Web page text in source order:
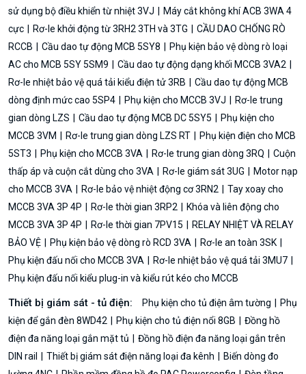
sử dụng bộ điều khiển từ nhiệt 3VJ
Máy cắt không khí ACB 3WA 4
cực
Rơ-le khởi động từ 3RH2 3TH và 3TG
CẦU DAO CHỐNG RÒ
RCCB
Cầu dao tự động MCB 5SY8
Phụ kiện bảo vệ dòng rò loại
AC cho MCB 5SY 5SM9
Cầu dao tự động dạng khối MCCB 3VA2
Rơ-le nhiệt bảo vệ quá tải kiểu điện tử 3RB
Cầu dao tự động MCB
dòng định mức cao 5SP4
Phụ kiện cho MCCB 3VJ
Rơ-le trung
gian dòng LZS
Cầu dao tự động MCB DC 5SY5
Phụ kiện cho
MCCB 3VM
Rơ-le trung gian dòng LZS RT
Phụ kiện điện cho MCB
5ST3
Phụ kiện cho MCCB 3VA Rơ-le trung gian dòng 3RQ
Cuộn
thấp áp và cuộn cắt dùng cho 3VA
Rơ-le giám sát 3UG
Motor nạp
cho MCCB 3VA
Rơ-le bảo vệ nhiệt động cơ 3RN2
Tay xoay cho
MCCB 3VA 3P 4P
Rơ-le thời gian 3RP2
Khóa và liên động cho
MCCB 3VA 3P 4P
Rơ-le thời gian 7PV15
RELAY NHIỆT VÀ RELAY
BẢO VỆ
Phụ kiện bảo vệ dòng rò RCD 3VA
Rơ-le an toàn 3SK
Phụ kiện đấu nối cho MCCB 3VA
Rơ-le nhiệt bảo vệ quá tải 3MU7
Phụ kiện đấu nối kiểu plug-in và kiểu rút kéo cho MCCB
Thiết bị giám sát - tủ điện: Phụ kiện cho tủ điện âm tường
Phụ
kiện để gắn đèn 8WD42
Phụ kiện cho tủ điện nổi 8GB
Đồng hồ
điện đa năng loại gắn mặt tủ
Đồng hồ điện đa năng loại gắn trên
DIN rail
Thiết bị giám sát điện năng loại đa kênh
Biến dòng đo